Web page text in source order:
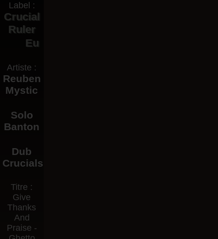
Label :
Crucial
Ruler
Eu
Artiste :
Reuben
Mystic
Solo
Banton
Dub
Crucials
Titre :
Give
Thanks
And
Praise -